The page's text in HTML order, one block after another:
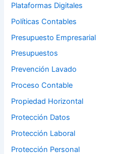
Plataformas Digitales
Políticas Contables
Presupuesto Empresarial
Presupuestos
Prevención Lavado
Proceso Contable
Propiedad Horizontal
Protección Datos
Protección Laboral
Protección Personal